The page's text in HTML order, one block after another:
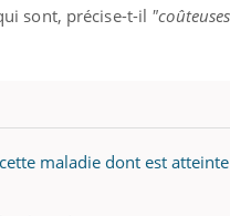
sont, précise-t-il
maladie dont est